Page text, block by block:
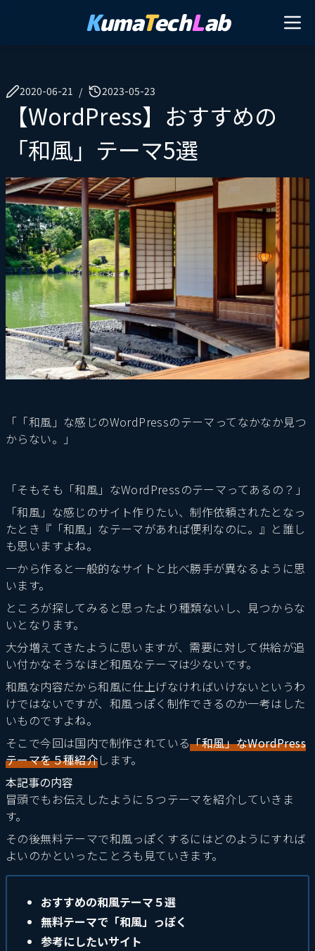
KumaTechLab
2020-06-21 / 2023-05-23
【WordPress】おすすめの
「和風」テーマ5選
「「和風」な感じのWordPressのテーマってなかなか見つ
からない。」
「そもそも「和風」なWordPressのテーマってあるの？」
「和風」な感じのサイト作りたい、制作依頼されたとなっ
たとき『「和風」なテーマがあれば便利なのに。』と誰し
も思いますよね。
一から作ると一般的なサイトと比べ勝手が異なるように思
います。
ところが探してみると思ったより種類ないし、見つからな
いとなります。
大分増えてきたように思いますが、需要に対して供給が追
い付かなそうなほど和風なテーマは少ないです。
和風な内容だから和風に仕上げなければいけないというわ
けではないですが、和風っぽく制作できるのか一考はした
いものですよね。
そこで今回は国内で制作されている「和風」なWordPress
テーマを５種紹介します。
本記事の内容
冒頭でもお伝えしたように５つテーマを紹介していきま
す。
その後無料テーマで和風っぽくするにはどのようにすれば
よいのかといったことろも見ていきます。
おすすめの和風テーマ５選
無料テーマで「和風」っぽく
参考にしたいサイト